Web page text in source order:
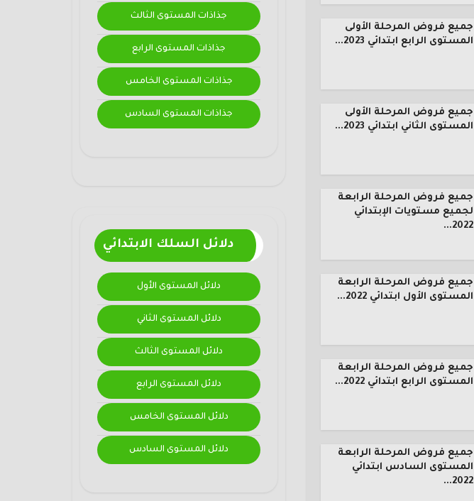
جذاذات المستوى الثالث
جذاذات المستوى الرابع
جذاذات المستوى الخامس
جذاذات المستوى السادس
دلائل السلك الابتدائي
دلائل المستوى الأول
دلائل المستوى الثاني
دلائل المستوى الثالث
دلائل المستوى الرابع
دلائل المستوى الخامس
دلائل المستوى السادس
جميع فروض المرحلة الأولى
المستوى الرابع ابتدائي 2023...
جميع فروض المرحلة الأولى
المستوى الثاني ابتدائي 2023...
جميع فروض المرحلة الرابعة
لجميع مستويات الإبتدائي
2022...
جميع فروض المرحلة الرابعة
المستوى الأول ابتدائي 2022...
جميع فروض المرحلة الرابعة
المستوى الرابع ابتدائي 2022...
جميع فروض المرحلة الرابعة
المستوى السادس ابتدائي
2022...